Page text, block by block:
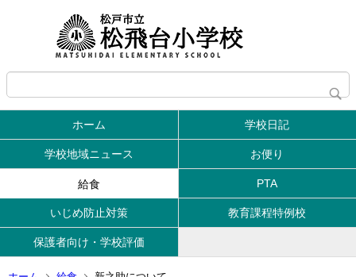
ホーム 学校日記
学校地域ニュース お便り
給食 PTA
いじめ防止対策 教育課程特例校
保護者向け・学校評価